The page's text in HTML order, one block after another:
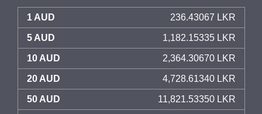
1 AUD 236.43067 LKR
5 AUD 1,182.15335 LKR
10 AUD 2,364.30670 LKR
20 AUD 4,728.61340 LKR
50 AUD 11,821.53350 LKR